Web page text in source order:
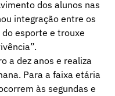
dos alunos nas
integração entre os
esporte e trouxe
a dez anos e realiza
Para a faixa etária
às segundas e